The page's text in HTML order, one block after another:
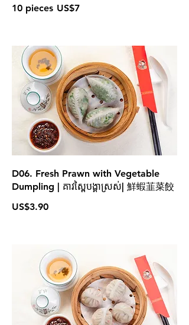
10 pieces US$7
D06. Fresh Prawn with Vegetable
Dumpling | គាវស្ពៃបង្គាស្រស់| 鮮蝦韮菜餃
US$3.90